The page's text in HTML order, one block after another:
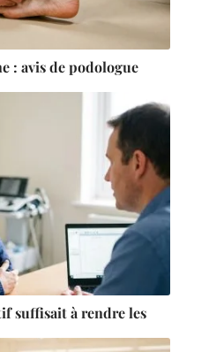
: avis de podologue
suffisait à rendre les